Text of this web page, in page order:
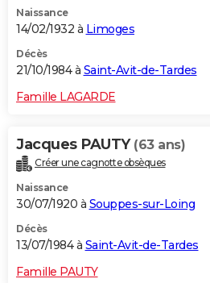
Naissance
14/02/1932 à Limoges
Décès
21/10/1984 à Saint-Avit-de-Tardes
Famille LAGARDE
Jacques PAUTY (63 ans)
Créer une cagnotte obsèques
Naissance
30/07/1920 à Souppes-sur-Loing
Décès
13/07/1984 à Saint-Avit-de-Tardes
Famille PAUTY